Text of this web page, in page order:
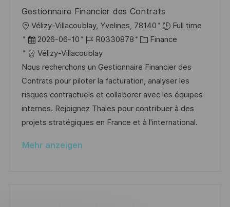
h
u
n
g
e
r
ö
f
f
e
n
t
l
i
Gestionnaire Financier des Contrats
O
r
t
Vélizy-Villacoublay, Yvelines, 78140
Full time
D
a
t
u
m
d
e
V
2026-06-10
J
o
b
-
I
D
R0330878
K
t
e
g
o
r
Finance
Vélizy-Villacoublay
Nous recherchons un Gestionnaire Financier des
Contrats pour piloter la facturation, analyser les
risques contractuels et collaborer avec les équipes
internes. Rejoignez Thales pour contribuer à des
projets stratégiques en France et à l'international.
Mehr anzeigen